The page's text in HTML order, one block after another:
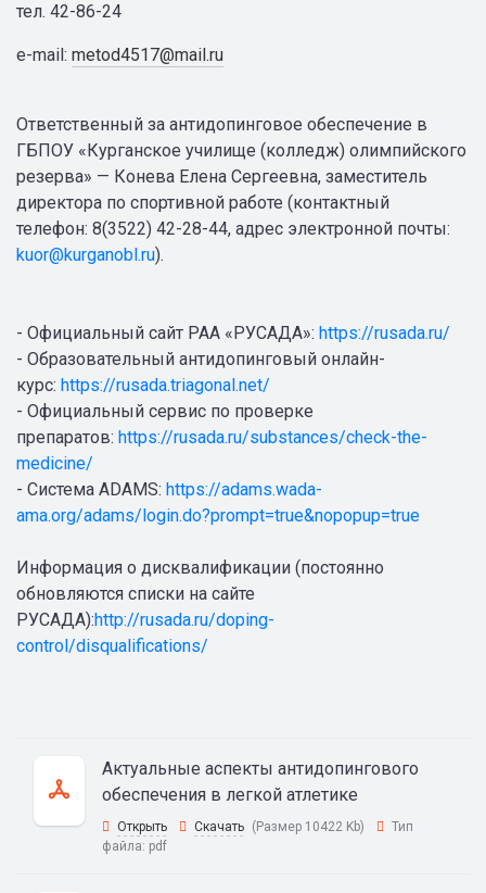
тел. 42-86-24
e-mail: metod4517@mail.ru
Ответственный за антидопинговое обеспечение в
ГБПОУ «Курганское училище (колледж) олимпийского
резерва» — Конева Елена Сергеевна, заместитель
директора по спортивной работе (контактный
телефон: 8(3522) 42-28-44, адрес электронной почты:
kuor@kurganobl.ru).
- Официальный сайт РАА «РУСАДА»: https://rusada.ru/
- Образовательный антидопинговый онлайн-
курс: https://rusada.triagonal.net/
- Официальный сервис по проверке
препаратов: https://rusada.ru/substances/check-the-
medicine/
- Система ADAMS: https://adams.wada-
ama.org/adams/login.do?prompt=true&nopopup=true
Информация о дисквалификации (постоянно
обновляются списки на сайте
РУСАДА):http://rusada.ru/doping-
control/disqualifications/
Актуальные аспекты антидопингового
обеспечения в легкой атлетике
Открыть Скачать (Размер 10422 Kb)
Тип
файла: pdf